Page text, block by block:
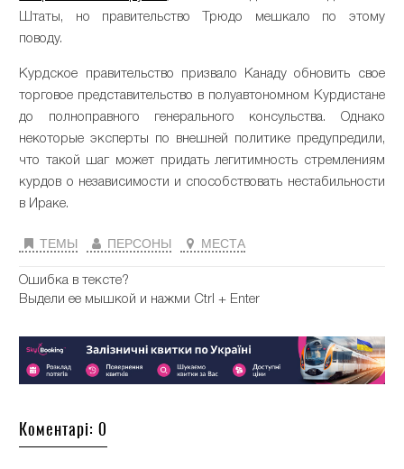
Штаты, но правительство Трюдо мешкало по этому
поводу.
Курдское правительство призвало Канаду обновить свое
торговое представительство в полуавтономном Курдистане
до полноправного генерального консульства. Однако
некоторые эксперты по внешней политике предупредили,
что такой шаг может придать легитимность стремлениям
курдов о независимости и способствовать нестабильности
в Ираке.
ТЕМЫ ПЕРСОНЫ МЕСТА
Ошибка в тексте?
Выдели ее мышкой и нажми Ctrl + Enter
Коментарі: 0